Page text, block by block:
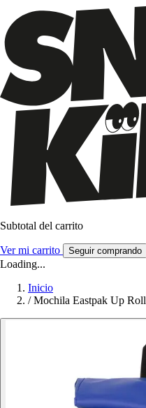
Subtotal del carrito
Ver mi carrito Seguir comprando
Loading...
Inicio
/ Mochila Eastpak Up Roll